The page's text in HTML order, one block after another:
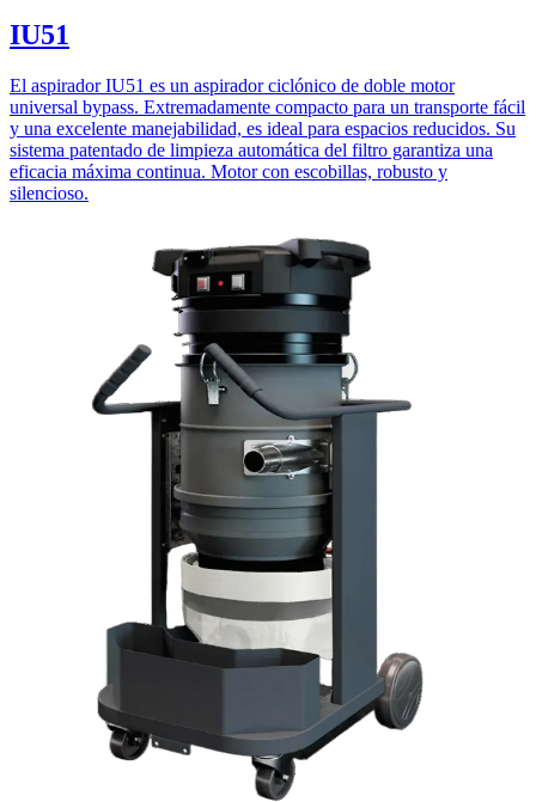
IU51
El aspirador IU51 es un aspirador ciclónico de doble motor
universal bypass. Extremadamente compacto para un transporte fácil
y una excelente manejabilidad, es ideal para espacios reducidos. Su
sistema patentado de limpieza automática del filtro garantiza una
eficacia máxima continua. Motor con escobillas, robusto y
silencioso.